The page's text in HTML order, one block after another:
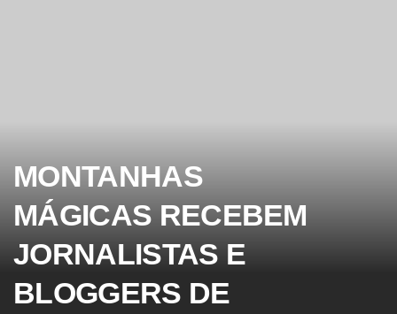
MONTANHAS
MÁGICAS RECEBEM
JORNALISTAS E
BLOGGERS DE